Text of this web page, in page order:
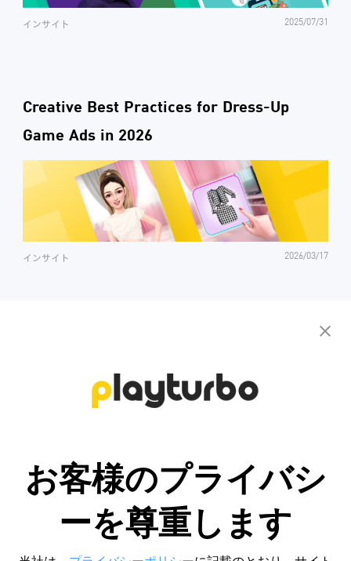
インサイト 2025/07/31
Creative Best Practices for Dress-Up
Game Ads in 2026
インサイト 2026/03/17
パーソナライズされたクリエイティ
ブ ソリューションのお問い合わせ
お客様のプライバシ
ーを尊重します